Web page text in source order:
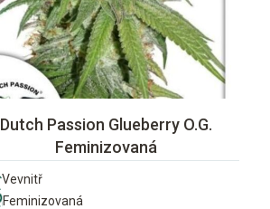
Dutch Passion Glueberry O.G.
Feminizovaná
Vevnitř
Feminizovaná